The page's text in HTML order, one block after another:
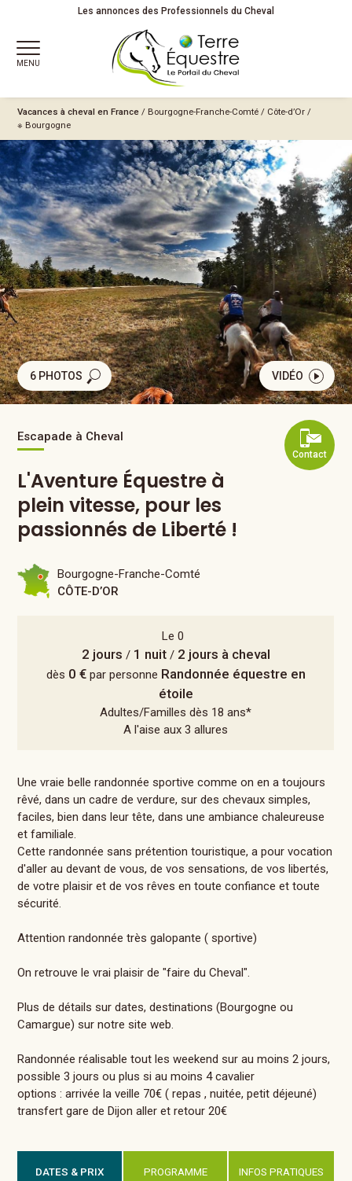
Les annonces des Professionnels du Cheval
MENU
Vacances à cheval en France / Bourgogne-Franche-Comté / Côte-d’Or /
※ Bourgogne
6 PHOTOS VIDÉO
Contact
Escapade à Cheval
L'Aventure Équestre à
plein vitesse, pour les
passionnés de Liberté !
Le 0
2 jours / 1 nuit/ 2 jours à cheval
dès 0 €par personne Randonnée équestre en
étoile
Adultes/Familles dès 18 ans*
A l'aise aux 3 allures
Bourgogne-Franche-Comté
CÔTE-D’OR
Une vraie belle randonnée sportive comme on en a toujours
rêvé, dans un cadre de verdure, sur des chevaux simples,
faciles, bien dans leur tête, dans une ambiance chaleureuse
et familiale.
Cette randonnée sans prétention touristique, a pour vocation
d'aller au devant de vous, de vos sensations, de vos libertés,
de votre plaisir et de vos rêves en toute confiance et toute
sécurité.
Attention randonnée très galopante ( sportive)
On retrouve le vrai plaisir de "faire du Cheval".
Plus de détails sur dates, destinations (Bourgogne ou
Camargue) sur notre site web.
Randonnée réalisable tout les weekend sur au moins 2 jours,
possible 3 jours ou plus si au moins 4 cavalier
options : arrivée la veille 70€ ( repas , nuitée, petit déjeuné)
transfert gare de Dijon aller et retour 20€
DATES & PRIX PROGRAMME INFOS PRATIQUES